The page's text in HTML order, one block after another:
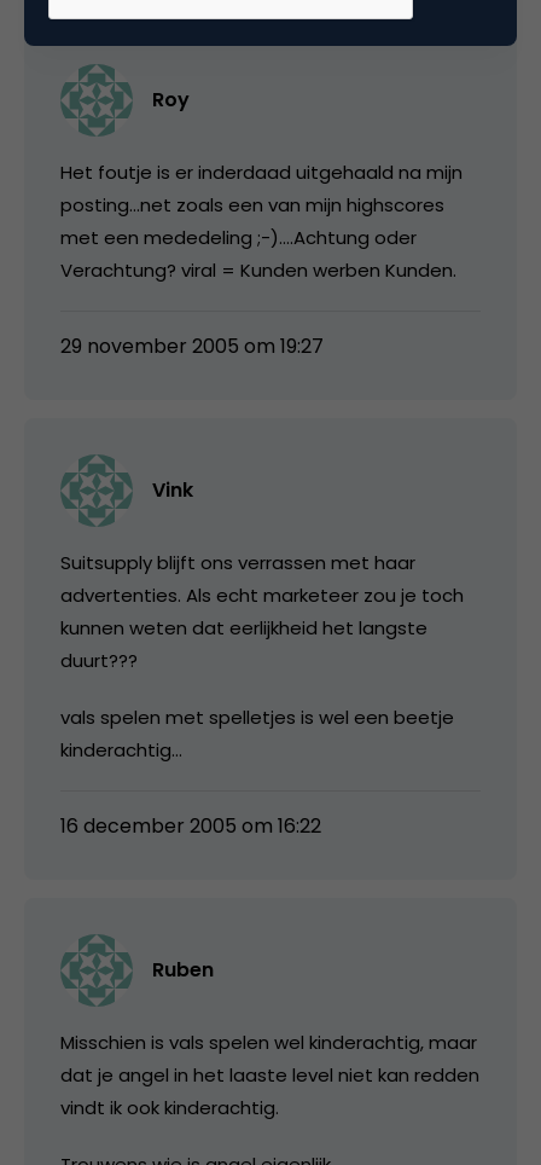
Roy
Het foutje is er inderdaad uitgehaald na mijn
posting…net zoals een van mijn highscores
met een mededeling ;-)….Achtung oder
Verachtung? viral = Kunden werben Kunden.
29 november 2005 om 19:27
Vink
Suitsupply blijft ons verrassen met haar
advertenties. Als echt marketeer zou je toch
kunnen weten dat eerlijkheid het langste
duurt???
vals spelen met spelletjes is wel een beetje
kinderachtig…
16 december 2005 om 16:22
Ruben
Misschien is vals spelen wel kinderachtig, maar
dat je angel in het laaste level niet kan redden
vindt ik ook kinderachtig.